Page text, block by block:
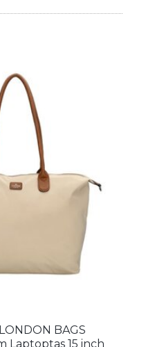
BAGS
Laptoptas 15 inch